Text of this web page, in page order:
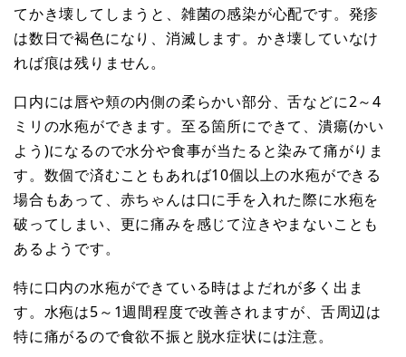
てかき壊してしまうと、雑菌の感染が心配です。発疹
は数日で褐色になり、消滅します。かき壊していなけ
れば痕は残りません。
口内には唇や頬の内側の柔らかい部分、舌などに2～4
ミリの水疱ができます。至る箇所にできて、潰瘍(かい
よう)になるので水分や食事が当たると染みて痛がりま
す。数個で済むこともあれば10個以上の水疱ができる
場合もあって、赤ちゃんは口に手を入れた際に水疱を
破ってしまい、更に痛みを感じて泣きやまないことも
あるようです。
特に口内の水疱ができている時はよだれが多く出ま
す。水疱は5～1週間程度で改善されますが、舌周辺は
特に痛がるので食欲不振と脱水症状には注意。